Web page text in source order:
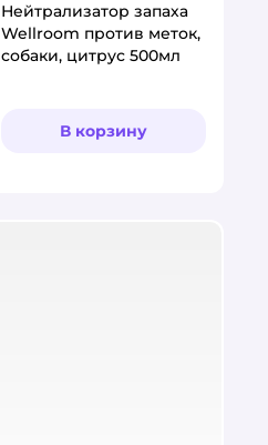
Нейтрализатор запаха
Wellroom против меток,
собаки, цитрус 500мл
В корзину